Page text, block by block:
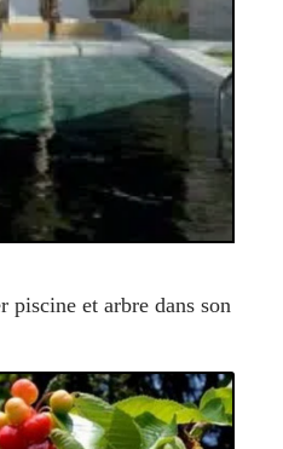
piscine et arbre dans son